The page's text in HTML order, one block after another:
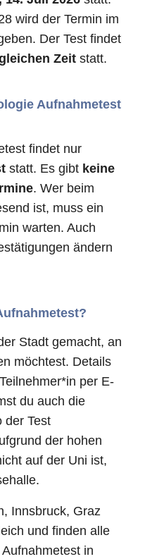
wird der Termin im
Der Test findet
Zeit statt.
Aufnahmetest
findet nur
statt. Es gibt keine
. Wer beim
ist, muss ein
warten. Auch
ändern
Stadt gemacht, an
möchtest. Details
per E-
du auch die
der Test
der hohen
auf der Uni ist,
Innsbruck, Graz
und finden alle
in